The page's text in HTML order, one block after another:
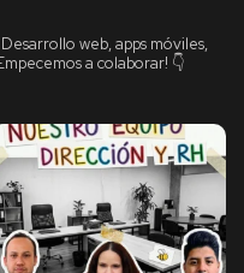
Desarrollo web, apps móviles,
a colaborar! 👇